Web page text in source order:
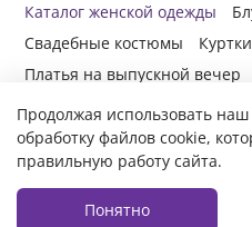
Каталог женской одежды
Свадебные костюмы
Платья на выпускной вечер
© 2014-2024 Все права
одежды fabrika-mody.ru -
Моды» г. Москва.
Продажа
Продолжая использовать наш
обработку файлов cookie,
правильную работу сайта.
Понятно